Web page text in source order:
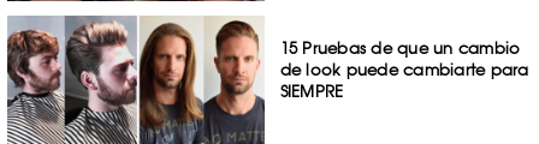
15 Pruebas de que un cambio
de look puede cambiarte para
SIEMPRE